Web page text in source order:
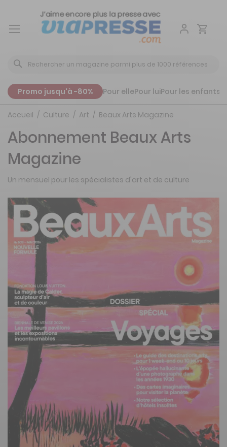
Aller
Promo jusqu'à -80% Pour ellePour luiPour les enfants
Accueil Culture Art Beaux Arts Magazine
Abonnement Beaux Arts
Magazine
Un mensuel pour les spécialistes d'art et de culture